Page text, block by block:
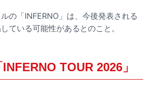
の「INFERNO」は、今後発表される
ている可能性があるとのこと。
TOUR 2026」